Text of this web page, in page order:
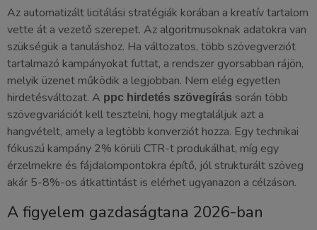
Az automatizált licitálási stratégiák korában a kreatív tartalom
vette át a vezető szerepet. Az algoritmusoknak adatokra van
szükségük a tanuláshoz. Ha változatos, több szövegverziót
tartalmazó kampányokat futtat, a rendszer gyorsabban rájön,
melyik üzenet működik a legjobban. Nem elég egyetlen
hirdetésváltozat. A ppc hirdetés szövegírás során több
szövegvariációt kell tesztelni, hogy megtaláljuk azt a
hangvételt, amely a legtöbb konverziót hozza. Egy technikai
fókuszú kampány 2% körüli CTR-t produkálhat, míg egy
érzelmekre és fájdalompontokra építő, jól strukturált szöveg
akár 5-8%-os átkattintást is elérhet ugyanazon a célzáson.
A figyelem gazdaságtana 2026-ban